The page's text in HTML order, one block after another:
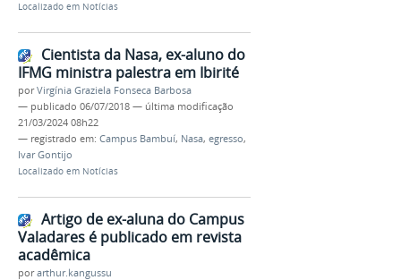
Localizado em Notícias
Cientista da Nasa, ex-aluno do
IFMG ministra palestra em Ibirité
porVirgínia Graziela Fonseca Barbosa
— publicado 06/07/2018 — última modificação
21/03/2024 08h22
— registrado em: Campus Bambuí, Nasa, egresso,
Ivar Gontijo
Localizado em Notícias
Artigo de ex-aluna do Campus
Valadares é publicado em revista
acadêmica
porarthur.kangussu